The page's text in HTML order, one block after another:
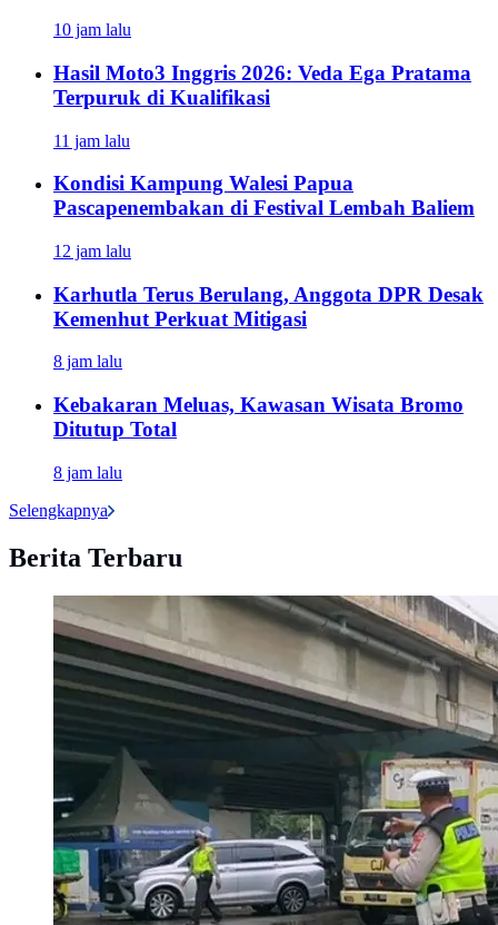
10 jam lalu
Hasil Moto3 Inggris 2026: Veda Ega Pratama
Terpuruk di Kualifikasi
11 jam lalu
Kondisi Kampung Walesi Papua
Pascapenembakan di Festival Lembah Baliem
12 jam lalu
Karhutla Terus Berulang, Anggota DPR Desak
Kemenhut Perkuat Mitigasi
8 jam lalu
Kebakaran Meluas, Kawasan Wisata Bromo
Ditutup Total
8 jam lalu
Selengkapnya
Berita Terbaru